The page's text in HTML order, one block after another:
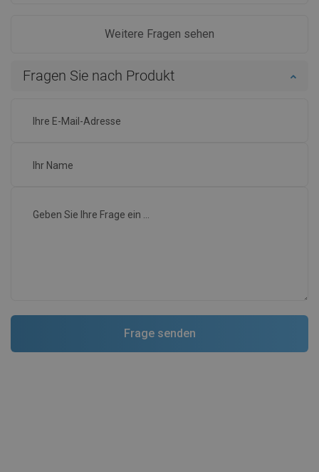
Weitere Fragen sehen
Fragen Sie nach Produkt